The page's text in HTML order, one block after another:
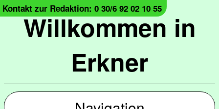
Willkommen in
Erkner
Kontakt zur Redaktion: 0 30/6 92 02 10 55